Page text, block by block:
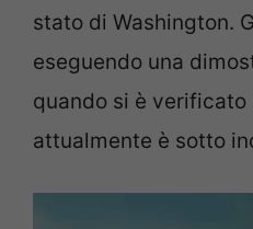
stato di Washington.
eseguendo una
quando si è verificato
attualmente è sotto